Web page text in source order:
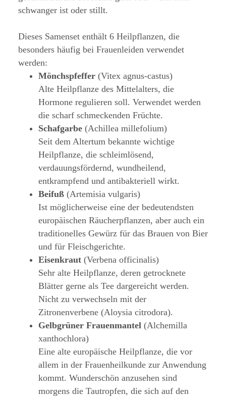
schwanger ist oder stillt.
Dieses Samenset enthält 6 Heilpflanzen, die
besonders häufig bei Frauenleiden verwendet
werden:
Mönchspfeffer (Vitex agnus-castus)
Alte Heilpflanze des Mittelalters, die
Hormone regulieren soll. Verwendet werden
die scharf schmeckenden Früchte.
Schafgarbe (Achillea millefolium)
Seit dem Altertum bekannte wichtige
Heilpflanze, die schleimlösend,
verdauungsfördernd, wundheilend,
entkrampfend und antibakteriell wirkt.
Beifuß (Artemisia vulgaris)
Ist möglicherweise eine der bedeutendsten
europäischen Räucherpflanzen, aber auch ein
traditionelles Gewürz für das Brauen von Bier
und für Fleischgerichte.
Eisenkraut (Verbena officinalis)
Sehr alte Heilpflanze, deren getrocknete
Blätter gerne als Tee dargereicht werden.
Nicht zu verwechseln mit der
Zitronenverbene (Aloysia citrodora).
Gelbgrüner Frauenmantel (Alchemilla
xanthochlora)
Eine alte europäische Heilpflanze, die vor
allem in der Frauenheilkunde zur Anwendung
kommt. Wunderschön anzusehen sind
morgens die Tautropfen, die sich auf den